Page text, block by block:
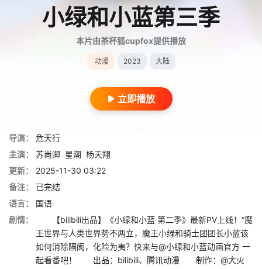
小绿和小蓝第三季
本片由茶杯狐cupfox提供播放
动漫 2023 大陆
立即播放
导演：
危天行
主演：
苏尚卿 星潮 杨天翔
更新：
2025-11-30 03:22
备注：
已完结
语言：
国语
剧情：
【bilibili出品】《小绿和小蓝 第二季》最新PV上线！“魔
王世界与人类世界势不两立，魔王小绿和骑士团团长小蓝该
如何消除隔阂，化险为夷？快来与@小绿和小蓝动画官方 一
起看番吧！ 出品：bilibili、腾讯动漫 制作：@大火